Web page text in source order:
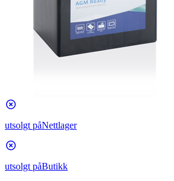
utsolgt påNettlager
utsolgt påButikk